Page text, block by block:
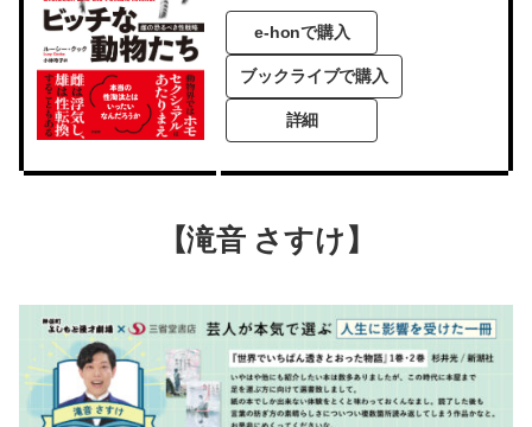
e-honで購入
ブックライブで購入
詳細
【滝音 さすけ】